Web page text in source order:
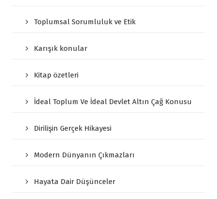
Toplumsal Sorumluluk ve Etik
Karışık konular
Kitap özetleri
İdeal Toplum Ve İdeal Devlet Altın Çağ Konusu
Dirilişin Gerçek Hikayesi
Modern Dünyanın Çıkmazları
Hayata Dair Düşünceler